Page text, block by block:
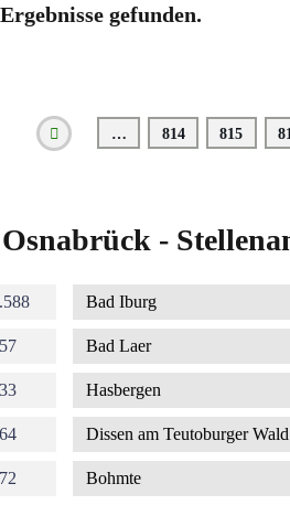
gefunden.
Vorherige
Seite
… Seite
814 Seite
815
-
Bad Iburg
Bad Laer
Hasbergen
Dissen am Teutoburger Wald
Bohmte